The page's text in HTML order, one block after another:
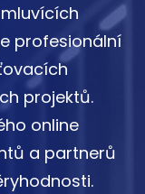
profesionální
projektů.
online
a partnerů